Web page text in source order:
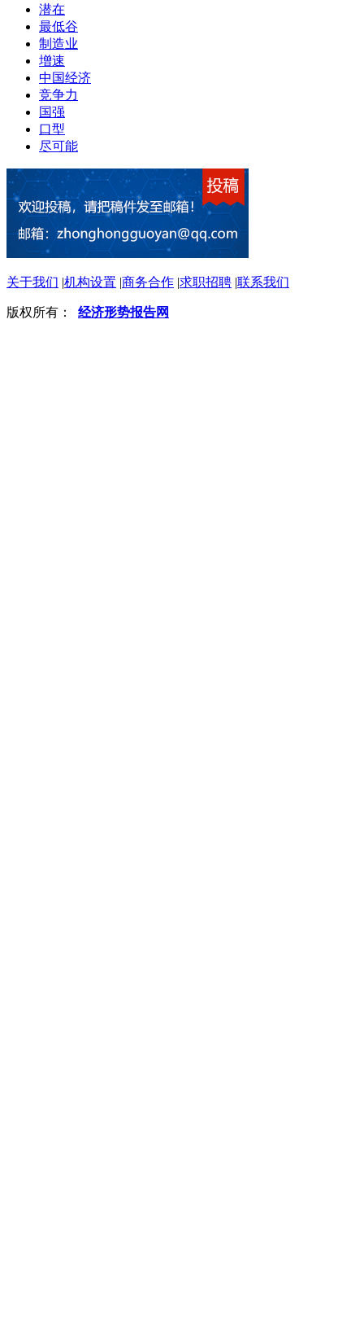
潜在
最低谷
制造业
增速
中国经济
竞争力
国强
口型
尽可能
关于我们 |机构设置 |商务合作 |求职招聘 |联系我们
版权所有： 经济形势报告网